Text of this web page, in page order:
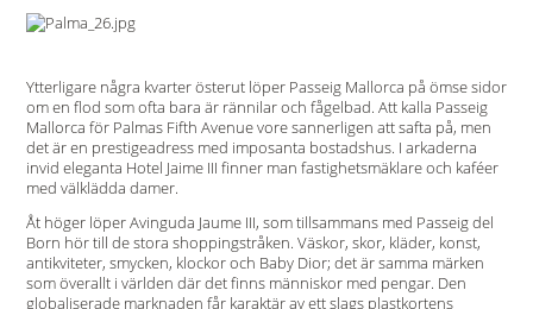
Ytterligare några kvarter österut löper Passeig Mallorca på ömse sidor
om en flod som ofta bara är rännilar och fågelbad. Att kalla Passeig
Mallorca för Palmas Fifth Avenue vore sannerligen att safta på, men
det är en prestigeadress med imposanta bostadshus. I arkaderna
invid eleganta Hotel Jaime III finner man fastighetsmäklare och kaféer
med välklädda damer.
Åt höger löper Avinguda Jaume III, som tillsammans med Passeig del
Born hör till de stora shoppingstråken. Väskor, skor, kläder, konst,
antikviteter, smycken, klockor och Baby Dior; det är samma märken
som överallt i världen där det finns människor med pengar. Den
globaliserade marknaden får karaktär av ett slags plastkortens